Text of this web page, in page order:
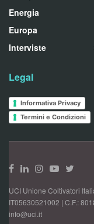
Energia
Europa
Interviste
Legal
Informativa Privacy
Termini e Condizioni
UCI Unione Coltivatori
IT05630521002 | C.F.:
info@uci.it